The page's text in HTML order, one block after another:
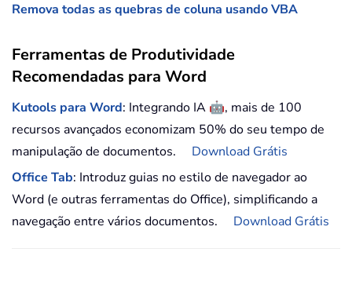
Remova todas as quebras de coluna usando VBA
Ferramentas de Produtividade
Recomendadas para Word
Kutools para Word: Integrando IA 🤖, mais de 100
recursos avançados economizam 50% do seu tempo de
manipulação de documentos.
Download Grátis
Office Tab: Introduz guias no estilo de navegador ao
Word (e outras ferramentas do Office), simplificando a
navegação entre vários documentos.
Download Grátis